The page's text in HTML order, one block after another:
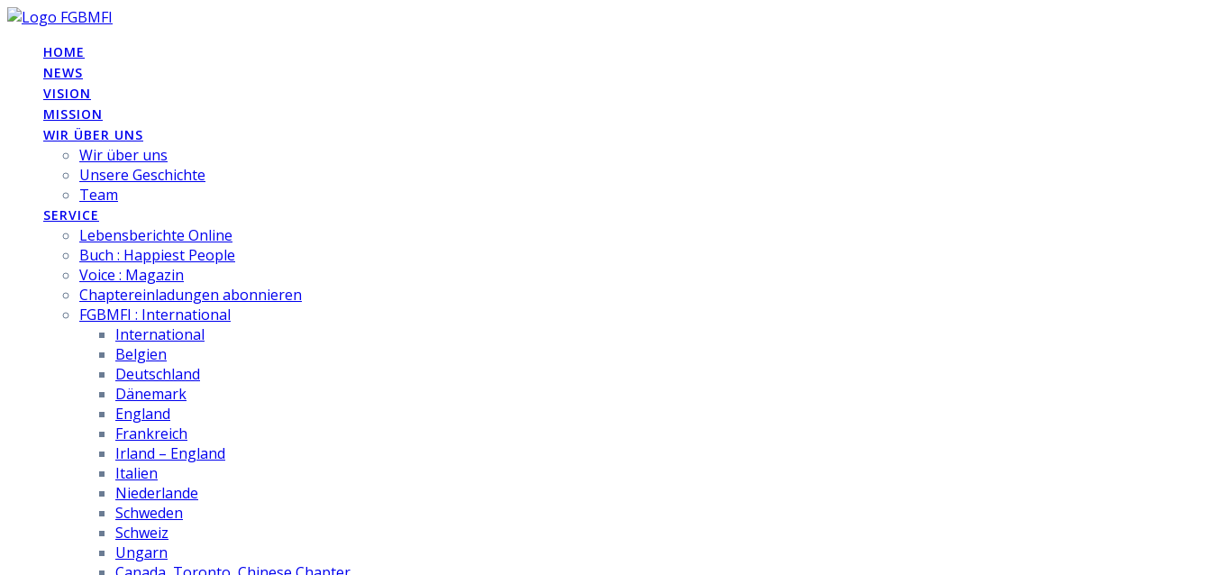
Skip
contentHOME
NEWS
VISION
MISSION
WIR ÜBER UNS
Wir über uns
Unsere Geschichte
Team
SERVICE
Lebensberichte Online
Buch : Happiest People
Voice : Magazin
Chaptereinladungen abonnieren
FGBMFI : International
International
Belgien
Deutschland
Dänemark
England
Frankreich
Irland – England
Italien
Niederlande
Schweden
Schweiz
Ungarn